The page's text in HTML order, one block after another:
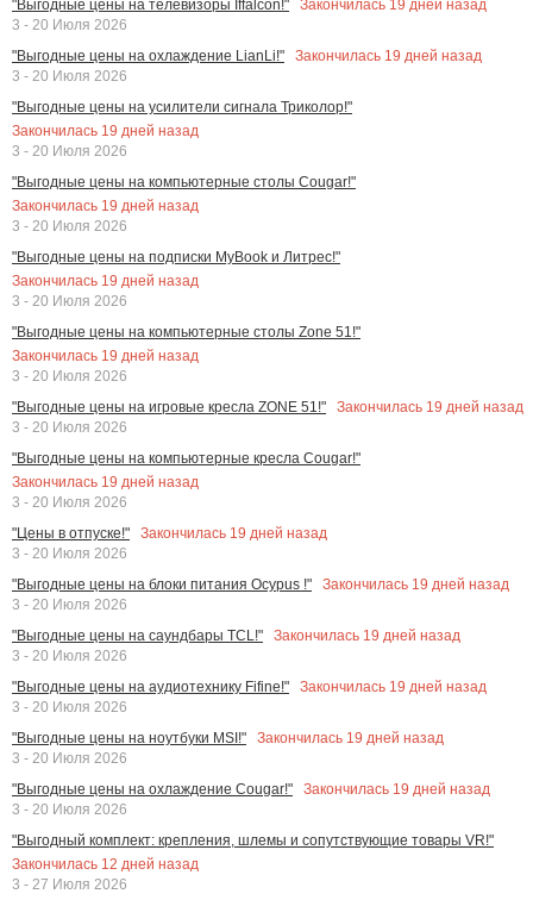
"Выгодные цены на телевизоры Iffalcon!" Закончилась 19 дней назад
3 - 20 Июля 2026
"Выгодные цены на охлаждение LianLi!"
Закончилась 19 дней назад
3 - 20 Июля 2026
"Выгодные цены на усилители сигнала Триколор!"
Закончилась 19 дней назад
3 - 20 Июля 2026
"Выгодные цены на компьютерные столы Cougar!"
Закончилась 19 дней назад
3 - 20 Июля 2026
"Выгодные цены на подписки MyBook и Литрес!"
Закончилась 19 дней назад
3 - 20 Июля 2026
"Выгодные цены на компьютерные столы Zone 51!"
Закончилась 19 дней назад
3 - 20 Июля 2026
"Выгодные цены на игровые кресла ZONE 51!"
Закончилась 19 дней назад
3 - 20 Июля 2026
"Выгодные цены на компьютерные кресла Cougar!"
Закончилась 19 дней назад
3 - 20 Июля 2026
"Цены в отпуске!"
Закончилась 19 дней назад
3 - 20 Июля 2026
"Выгодные цены на блоки питания Ocypus !"
Закончилась 19 дней назад
3 - 20 Июля 2026
"Выгодные цены на саундбары TCL!"
Закончилась 19 дней назад
3 - 20 Июля 2026
"Выгодные цены на аудиотехнику Fifine!"
Закончилась 19 дней назад
3 - 20 Июля 2026
"Выгодные цены на ноутбуки MSI!"
Закончилась 19 дней назад
3 - 20 Июля 2026
"Выгодные цены на охлаждение Cougar!"
Закончилась 19 дней назад
3 - 20 Июля 2026
"Выгодный комплект: крепления, шлемы и сопутствующие товары VR!"
Закончилась 12 дней назад
3 - 27 Июля 2026